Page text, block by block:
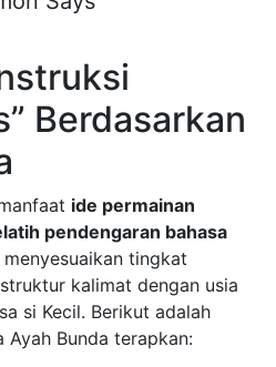
Berdasarkan
ide permainan
pendengaran bahasa
tingkat
kalimat dengan usia
si Kecil. Berikut adalah
Ayah Bunda terapkan: